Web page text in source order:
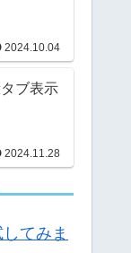
2024.10.04
ブ表示
2024.11.28
てみま